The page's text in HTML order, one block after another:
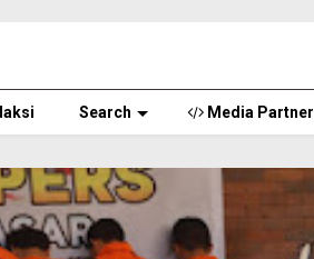
Search Media Partner